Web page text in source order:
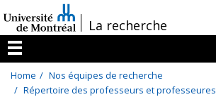
au
contenu
/La recherche
Menu
Home
Nos équipes de recherche
Répertoire des professeurs et professeures